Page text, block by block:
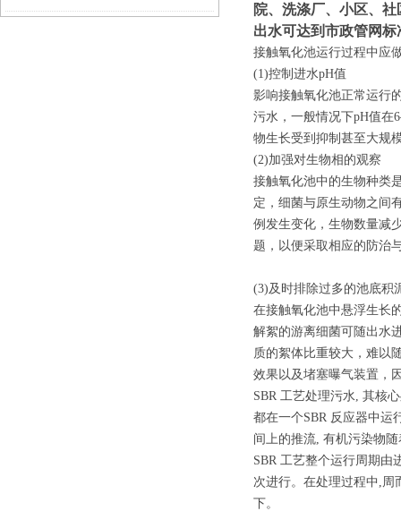
院、洗涤厂、小区、
出水可达到市政管网
接触氧化池运行过程中应
(1)控制进水pH值
影响接触氧化池正常运行
污水，一般情况下pH值在
物生长受到抑制甚至大规
(2)加强对生物相的观察
接触氧化池中的生物种类
定，细菌与原生动物之间
例发生变化，生物数量减
题，以便采取相应的防治
(3)及时排除过多的池底积
在接触氧化池中悬浮生长
解絮的游离细菌可随出水
质的絮体比重较大，难以
效果以及堵塞曝气装置，
SBR 工艺处理污水, 其核
都在一个SBR 反应器中运
间上的推流, 有机污染物
SBR 工艺整个运行周期由
次进行。在处理过程中,周
下。